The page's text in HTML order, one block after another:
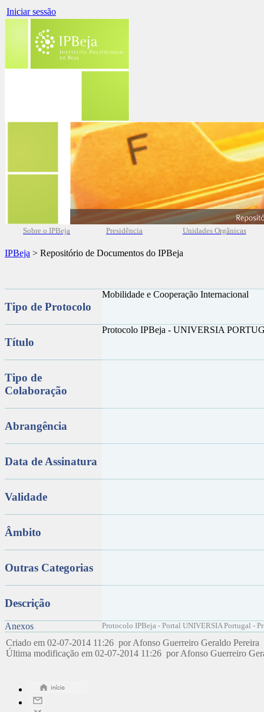
Iniciar sessão
Sobre o IPBeja Presidência Unidades Orgânicas
IPBeja > Repositório de Documentos do IPBeja
Tipo de Protocolo
Mobilidade e Cooperação Internacional
Título
Protocolo IPBeja - UNIVERSIA
Tipo de
Colaboração
Abrangência
Data de Assinatura
Validade
Âmbito
Outras Categorias
Descrição
Anexos Protocolo IPBeja - Portal UNIVERSIA Portugal -
Criado em 02-07-2014 11:26 por Afonso Guerreiro Geraldo Pereira
Última modificação em 02-07-2014 11:26 por Afonso Guerreiro